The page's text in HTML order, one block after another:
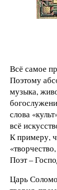
Всё самое
Поэтому
музыка,
слова
всё
К примеру,
Поэт –
Царь